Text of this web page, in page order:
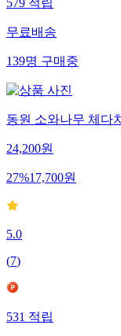
579적립
무료배송
139명구매중
동원 소와나무 체다
24,200원
27%17,700원
5.0
(7)
531적립